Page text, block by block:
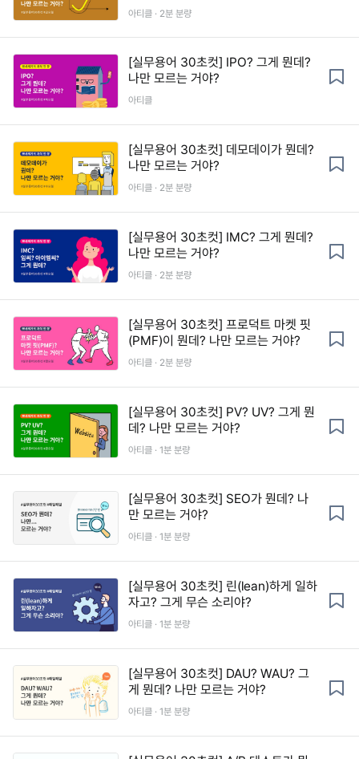
아티클 · 2분 분량
[실무용어 30초컷] IPO? 그게 뭔데?
나만 모르는 거야?
아티클
[실무용어 30초컷] 데모데이가 뭔데?
나만 모르는 거야?
아티클 · 2분 분량
[실무용어 30초컷] IMC? 그게 뭔데?
나만 모르는 거야?
아티클 · 2분 분량
[실무용어 30초컷] 프로덕트 마켓 핏
(PMF)이 뭔데? 나만 모르는 거야?
아티클 · 2분 분량
[실무용어 30초컷] PV? UV? 그게 뭔
데? 나만 모르는 거야?
아티클 · 1분 분량
[실무용어 30초컷] SEO가 뭔데? 나
만 모르는 거야?
아티클 · 1분 분량
[실무용어 30초컷] 린(lean)하게 일하
자고? 그게 무슨 소리야?
아티클 · 1분 분량
[실무용어 30초컷] DAU? WAU? 그
게 뭔데? 나만 모르는 거야?
아티클 · 1분 분량